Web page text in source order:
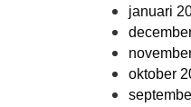
januari
oktober